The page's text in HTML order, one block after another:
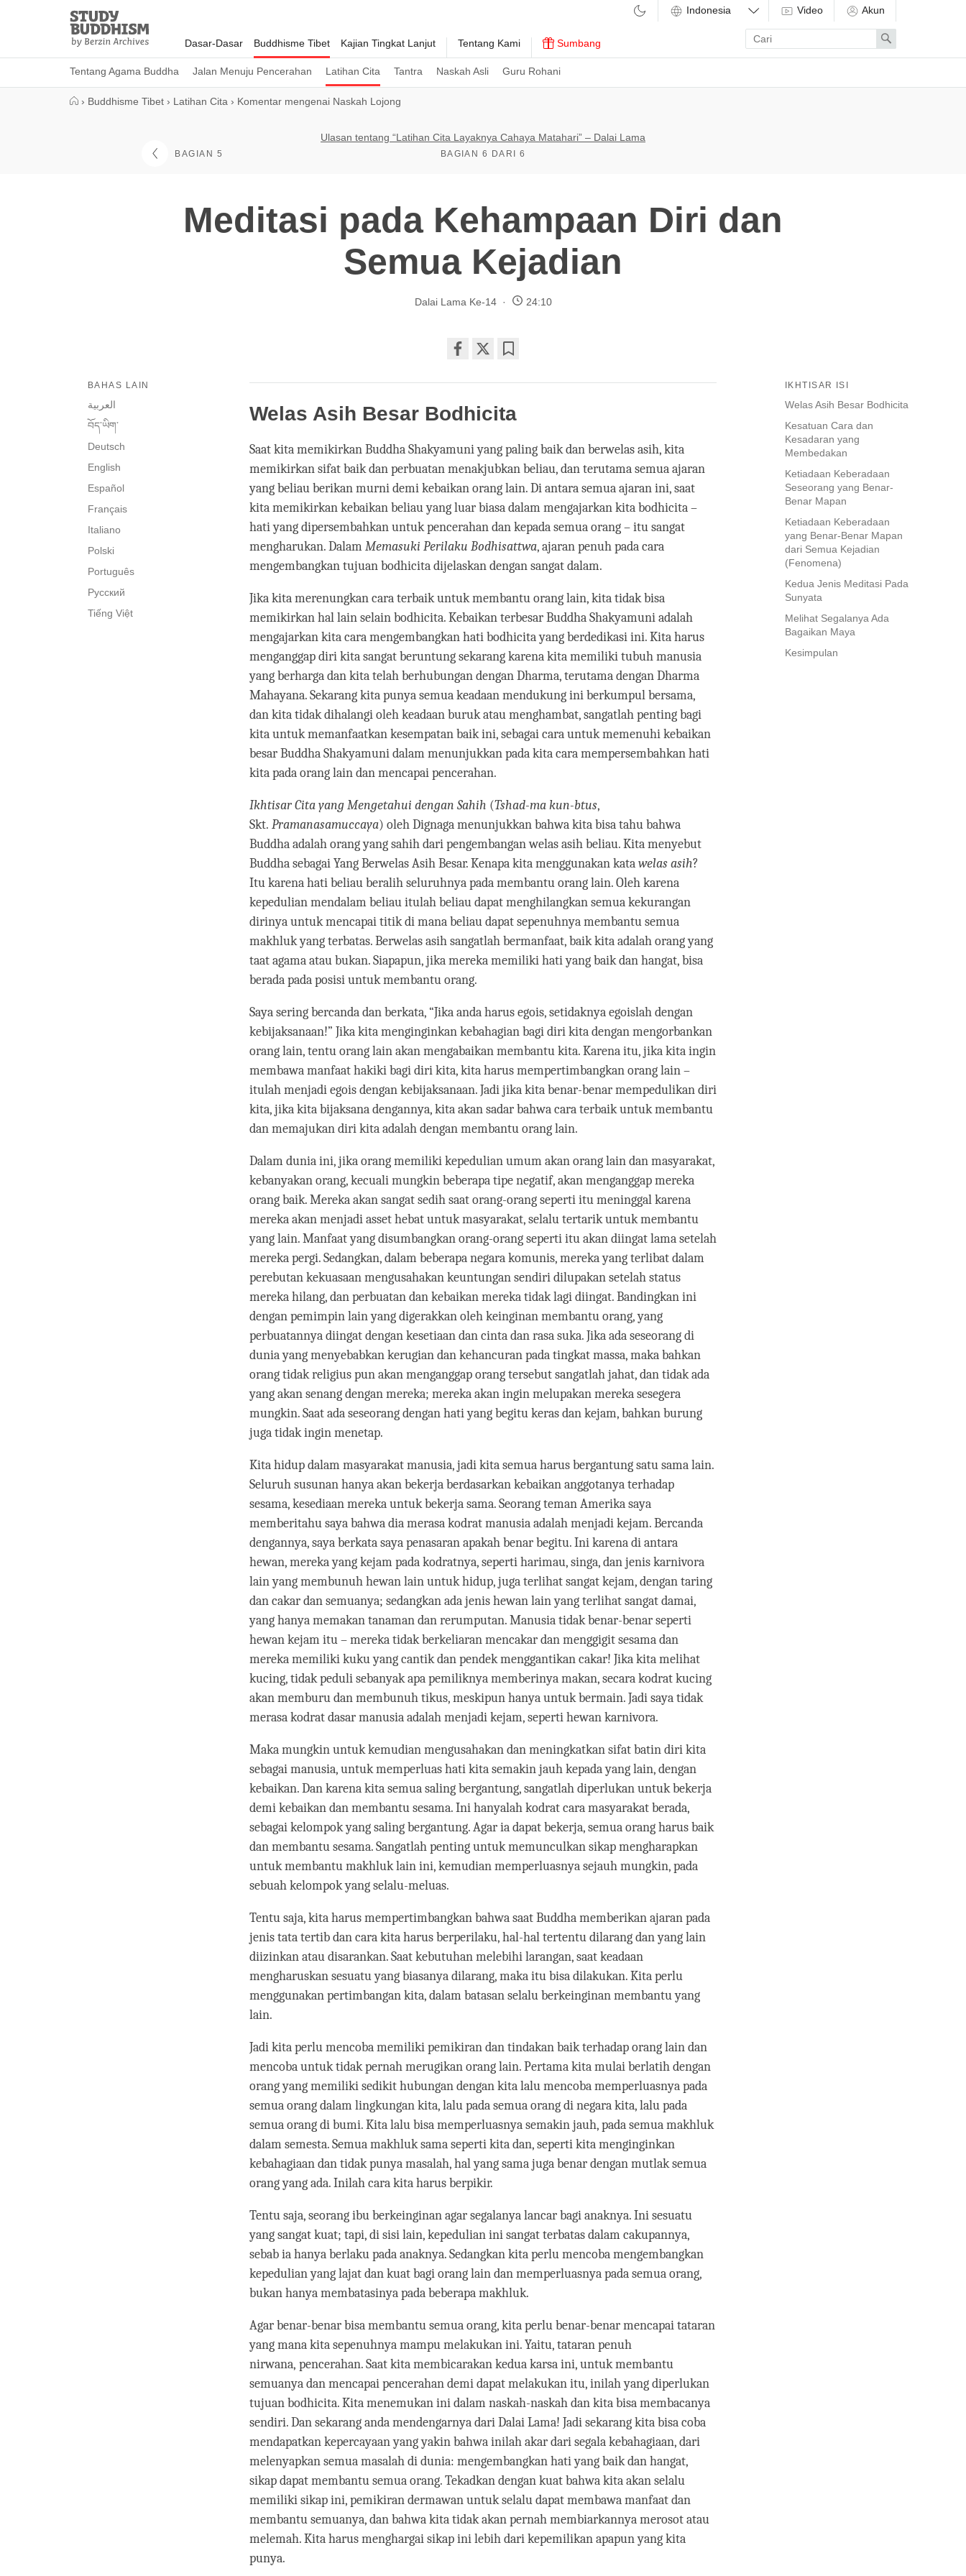
Study
Buddhism
Home
Dasar-Dasar Buddhisme Tibet
Tentang Agama Buddha Jalan Menuju Pencerahan Latihan Cita Tantra Naskah Asli Guru Rohani
Kajian Tingkat Lanjut Tentang Kami Sumbang
Video Akun
Enter
search
term
Search
› Buddhisme Tibet › Latihan Cita › Komentar mengenai Naskah Lojong
BAGIAN 5
Ulasan tentang “Latihan Cita Layaknya Cahaya Matahari” – Dalai Lama
BAGIAN 6 DARI 6
Meditasi pada Kehampaan Diri dan
Semua Kejadian
Dalai Lama Ke-14 24:10
on
facebook
IKHTISAR ISI
Welas Asih Besar Bodhicita
Kesatuan Cara dan
Kesadaran yang
Membedakan
Ketiadaan Keberadaan
Seseorang yang Benar-
Benar Mapan
Ketiadaan Keberadaan
yang Benar-Benar Mapan
dari Semua Kejadian
(Fenomena)
Kedua Jenis Meditasi Pada
Sunyata
Melihat Segalanya Ada
Bagaikan Maya
Kesimpulan
BAHAS LAIN
العربية
བོད་ཡིག་
Deutsch
English
Español
Français
Italiano
Polski
Português
Русский
Tiếng Việt
Welas Asih Besar Bodhicita
Saat kita memikirkan Buddha Shakyamuni yang paling baik dan berwelas asih, kita
memikirkan sifat baik dan perbuatan menakjubkan beliau, dan terutama semua ajaran
yang beliau berikan murni demi kebaikan orang lain. Di antara semua ajaran ini, saat
kita memikirkan kebaikan beliau yang luar biasa dalam mengajarkan kita bodhicita –
hati yang dipersembahkan untuk pencerahan dan kepada semua orang – itu sangat
mengharukan. DalamMemasuki Perilaku Bodhisattwa, ajaran penuh pada cara
mengembangkan tujuan bodhicita dijelaskan dengan sangat dalam.
Jika kita merenungkan cara terbaik untuk membantu orang lain, kita tidak bisa
memikirkan hal lain selain bodhicita. Kebaikan terbesar Buddha Shakyamuni adalah
mengajarkan kita cara mengembangkan hati bodhicita yang berdedikasi ini. Kita harus
menganggap diri kita sangat beruntung sekarang karena kita memiliki tubuh manusia
yang berharga dan kita telah berhubungan dengan Dharma, terutama dengan Dharma
Mahayana. Sekarang kita punya semua keadaan mendukung ini berkumpul bersama,
dan kita tidak dihalangi oleh keadaan buruk atau menghambat, sangatlah penting bagi
kita untuk memanfaatkan kesempatan baik ini, sebagai cara untuk memenuhi kebaikan
besar Buddha Shakyamuni dalam menunjukkan pada kita cara mempersembahkan hati
kita pada orang lain dan mencapai pencerahan.
Ikhtisar Cita yang Mengetahui dengan Sahih (Tshad-ma kun-btus,
Skt. Pramanasamuccaya) oleh Dignaga menunjukkan bahwa kita bisa tahu bahwa
Buddha adalah orang yang sahih dari pengembangan welas asih beliau. Kita menyebut
Buddha sebagai Yang Berwelas Asih Besar. Kenapa kita menggunakan katawelas asih?
Itu karena hati beliau beralih seluruhnya pada membantu orang lain. Oleh karena
kepedulian mendalam beliau itulah beliau dapat menghilangkan semua kekurangan
dirinya untuk mencapai titik di mana beliau dapat sepenuhnya membantu semua
makhluk yang terbatas. Berwelas asih sangatlah bermanfaat, baik kita adalah orang yang
taat agama atau bukan. Siapapun, jika mereka memiliki hati yang baik dan hangat, bisa
berada pada posisi untuk membantu orang.
Saya sering bercanda dan berkata, “Jika anda harus egois, setidaknya egoislah dengan
kebijaksanaan!” Jika kita menginginkan kebahagian bagi diri kita dengan mengorbankan
orang lain, tentu orang lain akan mengabaikan membantu kita. Karena itu, jika kita ingin
membawa manfaat hakiki bagi diri kita, kita harus mempertimbangkan orang lain –
itulah menjadi egois dengan kebijaksanaan. Jadi jika kita benar-benar mempedulikan diri
kita, jika kita bijaksana dengannya, kita akan sadar bahwa cara terbaik untuk membantu
dan memajukan diri kita adalah dengan membantu orang lain.
Dalam dunia ini, jika orang memiliki kepedulian umum akan orang lain dan masyarakat,
kebanyakan orang, kecuali mungkin beberapa tipe negatif, akan menganggap mereka
orang baik. Mereka akan sangat sedih saat orang-orang seperti itu meninggal karena
mereka akan menjadi asset hebat untuk masyarakat, selalu tertarik untuk membantu
yang lain. Manfaat yang disumbangkan orang-orang seperti itu akan diingat lama setelah
mereka pergi. Sedangkan, dalam beberapa negara komunis, mereka yang terlibat dalam
perebutan kekuasaan mengusahakan keuntungan sendiri dilupakan setelah status
mereka hilang, dan perbuatan dan kebaikan mereka tidak lagi diingat. Bandingkan ini
dengan pemimpin lain yang digerakkan oleh keinginan membantu orang, yang
perbuatannya diingat dengan kesetiaan dan cinta dan rasa suka. Jika ada seseorang di
dunia yang menyebabkan kerugian dan kehancuran pada tingkat massa, maka bahkan
orang tidak religius pun akan menganggap orang tersebut sangatlah jahat, dan tidak ada
yang akan senang dengan mereka; mereka akan ingin melupakan mereka sesegera
mungkin. Saat ada seseorang dengan hati yang begitu keras dan kejam, bahkan burung
juga tidak ingin menetap.
Kita hidup dalam masyarakat manusia, jadi kita semua harus bergantung satu sama lain.
Seluruh susunan hanya akan bekerja berdasarkan kebaikan anggotanya terhadap
sesama, kesediaan mereka untuk bekerja sama. Seorang teman Amerika saya
memberitahu saya bahwa dia merasa kodrat manusia adalah menjadi kejam. Bercanda
dengannya, saya berkata saya penasaran apakah benar begitu. Ini karena di antara
hewan, mereka yang kejam pada kodratnya, seperti harimau, singa, dan jenis karnivora
lain yang membunuh hewan lain untuk hidup, juga terlihat sangat kejam, dengan taring
dan cakar dan semuanya; sedangkan ada jenis hewan lain yang terlihat sangat damai,
yang hanya memakan tanaman dan rerumputan. Manusia tidak benar-benar seperti
hewan kejam itu – mereka tidak berkeliaran mencakar dan menggigit sesama dan
mereka memiliki kuku yang cantik dan pendek menggantikan cakar! Jika kita melihat
kucing, tidak peduli sebanyak apa pemiliknya memberinya makan, secara kodrat kucing
akan memburu dan membunuh tikus, meskipun hanya untuk bermain. Jadi saya tidak
merasa kodrat dasar manusia adalah menjadi kejam, seperti hewan karnivora.
Maka mungkin untuk kemudian mengusahakan dan meningkatkan sifat batin diri kita
sebagai manusia, untuk memperluas hati kita semakin jauh kepada yang lain, dengan
kebaikan. Dan karena kita semua saling bergantung, sangatlah diperlukan untuk bekerja
demi kebaikan dan membantu sesama. Ini hanyalah kodrat cara masyarakat berada,
sebagai kelompok yang saling bergantung. Agar ia dapat bekerja, semua orang harus baik
dan membantu sesama. Sangatlah penting untuk memunculkan sikap mengharapkan
untuk membantu makhluk lain ini, kemudian memperluasnya sejauh mungkin, pada
sebuah kelompok yang selalu-meluas.
Tentu saja, kita harus mempertimbangkan bahwa saat Buddha memberikan ajaran pada
jenis tata tertib dan cara kita harus berperilaku, hal-hal tertentu dilarang dan yang lain
diizinkan atau disarankan. Saat kebutuhan melebihi larangan, saat keadaan
mengharuskan sesuatu yang biasanya dilarang, maka itu bisa dilakukan. Kita perlu
menggunakan pertimbangan kita, dalam batasan selalu berkeinginan membantu yang
lain.
Jadi kita perlu mencoba memiliki pemikiran dan tindakan baik terhadap orang lain dan
mencoba untuk tidak pernah merugikan orang lain. Pertama kita mulai berlatih dengan
orang yang memiliki sedikit hubungan dengan kita lalu mencoba memperluasnya pada
semua orang dalam lingkungan kita, lalu pada semua orang di negara kita, lalu pada
semua orang di bumi. Kita lalu bisa memperluasnya semakin jauh, pada semua makhluk
dalam semesta. Semua makhluk sama seperti kita dan, seperti kita menginginkan
kebahagiaan dan tidak punya masalah, hal yang sama juga benar dengan mutlak semua
orang yang ada. Inilah cara kita harus berpikir.
Tentu saja, seorang ibu berkeinginan agar segalanya lancar bagi anaknya. Ini sesuatu
yang sangat kuat; tapi, di sisi lain, kepedulian ini sangat terbatas dalam cakupannya,
sebab ia hanya berlaku pada anaknya. Sedangkan kita perlu mencoba mengembangkan
kepedulian yang lajat dan kuat bagi orang lain dan memperluasnya pada semua orang,
bukan hanya membatasinya pada beberapa makhluk.
Agar benar-benar bisa membantu semua orang, kita perlu benar-benar mencapai tataran
yang mana kita sepenuhnya mampu melakukan ini. Yaitu, tataran penuh
nirwana, pencerahan. Saat kita membicarakan kedua karsa ini, untuk membantu
semuanya dan mencapai pencerahan demi dapat melakukan itu, inilah yang diperlukan
tujuan bodhicita. Kita menemukan ini dalam naskah-naskah dan kita bisa membacanya
sendiri. Dan sekarang anda mendengarnya dari Dalai Lama! Jadi sekarang kita bisa coba
mendapatkan kepercayaan yang yakin bahwa inilah akar dari segala kebahagiaan, dari
melenyapkan semua masalah di dunia: mengembangkan hati yang baik dan hangat,
sikap dapat membantu semua orang. Tekadkan dengan kuat bahwa kita akan selalu
memiliki sikap ini, pemikiran dermawan untuk selalu dapat membawa manfaat dan
membantu semuanya, dan bahwa kita tidak akan pernah membiarkannya merosot atau
melemah. Kita harus menghargai sikap ini lebih dari kepemilikan apapun yang kita
punya.